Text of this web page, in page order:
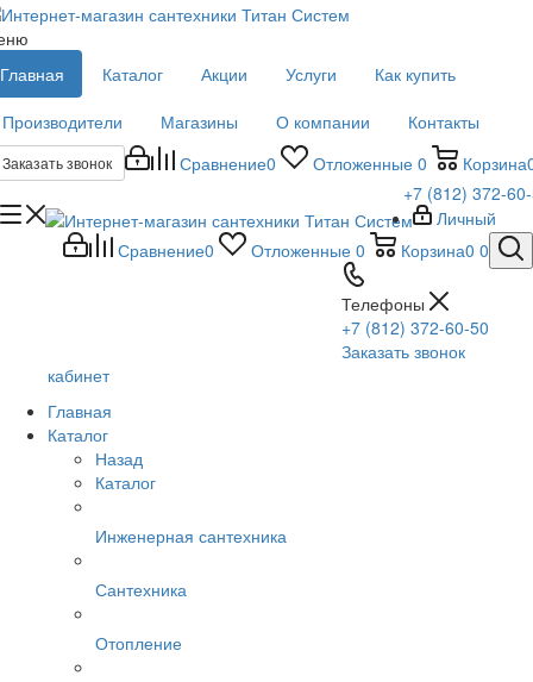
Главная
Каталог Акции Услуги
Как купить
Производители
Магазины О компании
Контакты
Сравнение0 Отложенные 0 Корзина
Заказать звонок
+7 (812) 372-
Сравнение0 Отложенные 0 Корзина0 0
Телефоны
+7 (812) 372-60-50
Заказать звонок
Личный
кабинет
Главная
Каталог
Назад
Каталог
Инженерная сантехника
Сантехника
Отопление